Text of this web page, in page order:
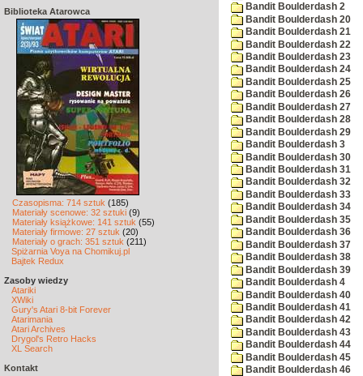
Biblioteka Atarowca
Czasopisma: 714 sztuk (185)
Materiały scenowe: 32 sztuki (9)
Materiały książkowe: 141 sztuk (55)
Materiały firmowe: 27 sztuk (20)
Materiały o grach: 351 sztuk (211)
Spiżarnia Voya na Chomikuj.pl
Bajtek Redux
Zasoby wiedzy
Atariki
XWiki
Gury's Atari 8-bit Forever
Atarimania
Atari Archives
Drygol's Retro Hacks
XL Search
Kontakt
Bandit Boulderdash 2
Bandit Boulderdash 20
Bandit Boulderdash 21
Bandit Boulderdash 22
Bandit Boulderdash 23
Bandit Boulderdash 24
Bandit Boulderdash 25
Bandit Boulderdash 26
Bandit Boulderdash 27
Bandit Boulderdash 28
Bandit Boulderdash 29
Bandit Boulderdash 3
Bandit Boulderdash 30
Bandit Boulderdash 31
Bandit Boulderdash 32
Bandit Boulderdash 33
Bandit Boulderdash 34
Bandit Boulderdash 35
Bandit Boulderdash 36
Bandit Boulderdash 37
Bandit Boulderdash 38
Bandit Boulderdash 39
Bandit Boulderdash 4
Bandit Boulderdash 40
Bandit Boulderdash 41
Bandit Boulderdash 42
Bandit Boulderdash 43
Bandit Boulderdash 44
Bandit Boulderdash 45
Bandit Boulderdash 46